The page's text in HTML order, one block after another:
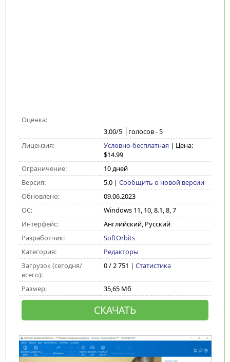
Оценка:
3.00/5 голосов -5
Лицензия:
Условно-бесплатная | Цена:
$14.99
Ограничение:
10 дней
Версия:
5.0| Сообщить о новой версии
Обновлено:
09.06.2023
ОС:
Windows 11, 10, 8.1, 8, 7
Интерфейс:
Английский, Русский
Разработчик:
SoftOrbits
Категория:
Редакторы
Загрузок (сегодня/
всего):
0 / 2 751 | Статистика
Размер: 35,65 Мб
СКАЧАТЬ